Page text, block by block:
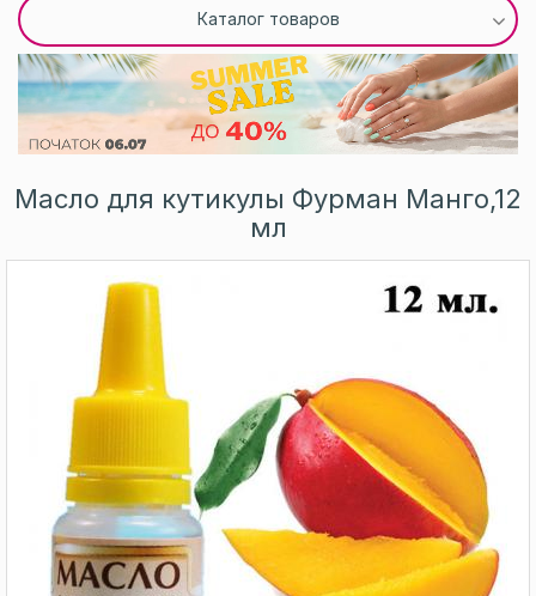
Каталог товаров
Масло для кутикулы Фурман Манго,12
мл